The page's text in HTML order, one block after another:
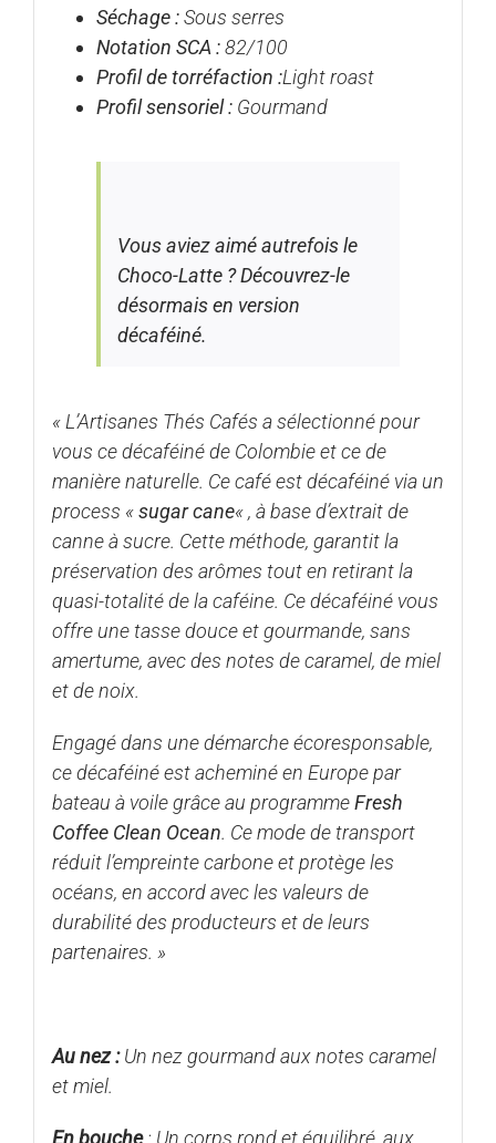
Séchage :Sous serres
Notation SCA : 82/100
Profil de torréfaction :Light roast
Profil sensoriel : Gourmand
Vous aviez aimé autrefois le
Choco-Latte ? Découvrez-le
désormais en version
décaféiné.
« L’Artisanes Thés Cafés a sélectionné pour
vous ce décaféiné de Colombieet ce de
manière naturelle. Ce café est décaféiné via un
process «sugar cane« , à base d’extrait de
canne à sucre. Cette méthode, garantit la
préservation des arômes tout en retirant la
quasi-totalité de la caféine. Ce décaféiné vous
offre une tasse douce et gourmande, sans
amertume, avec des notes de caramel, de miel
et de noix.
Engagé dans une démarche écoresponsable,
ce décaféiné est acheminé en Europe par
bateau à voile grâce au programmeFresh
Coffee Clean Ocean. Ce mode de transport
réduit l’empreinte carbone et protège les
océans, en accord avec les valeurs de
durabilité des producteurs et de leurs
partenaires. »
Au nez :Un nez gourmand aux notes caramel
et miel.
En bouche: Un corps rond et équilibré, aux